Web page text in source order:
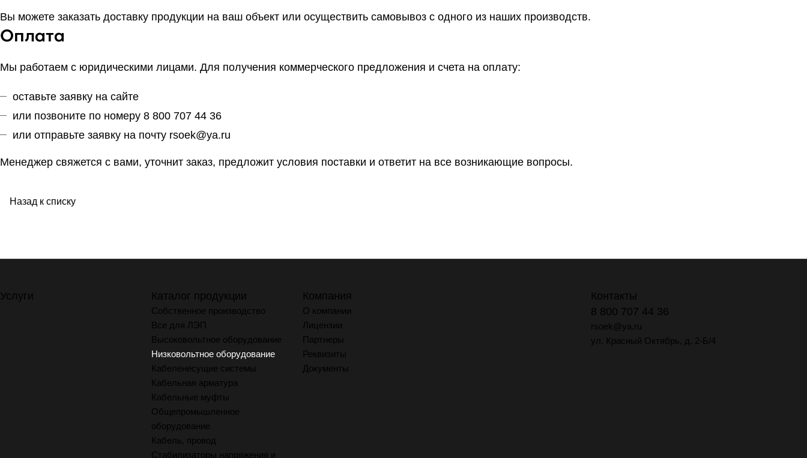
Вы можете заказать доставку продукции на ваш объект или осуществить самовывоз с одного из наших производств.
Оплата
Мы работаем с юридическими лицами. Для получения коммерческого предложения и счета на оплату:
оставьте заявку на сайте
или позвоните по номеру 8 800 707 44 36
или отправьте заявку на почту rsoek@ya.ru
Менеджер свяжется с вами, уточнит заказ, предложит условия поставки и ответит на все возникающие вопросы.
Назад к списку
Услуги Каталог продукции
Собственное производство
Все для ЛЭП
Высоковольтное оборудование
Низковольтное оборудование
Кабеленесущие системы
Кабельная арматура
Кабельные муфты
Общепромышленное
оборудование
Кабель, провод
Стабилизаторы напряжения и
Компания
О компании
Лицензии
Партнеры
Реквизиты
Документы
Контакты
8 800 707 44 36
rsoek@ya.ru
ул. Красный Октябрь, д. 2-Б/4